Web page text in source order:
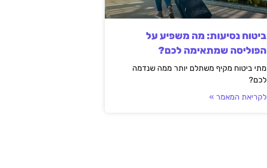
ביטוח נסיעות: מה משפיע על
הפוליסה שמתאימה לכם?
מתי ביטוח מקיף משתלם יותר ממה שנדמה
לכם?
לקריאת המאמר »